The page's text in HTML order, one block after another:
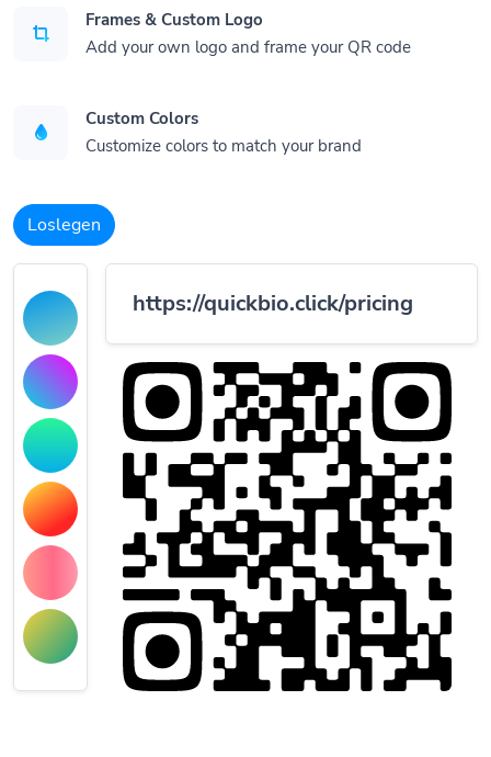
Frames & Custom Logo
Add your own logo and frame your QR code
Custom Colors
Customize colors to match your brand
Loslegen
https://quickbio.click/pricing